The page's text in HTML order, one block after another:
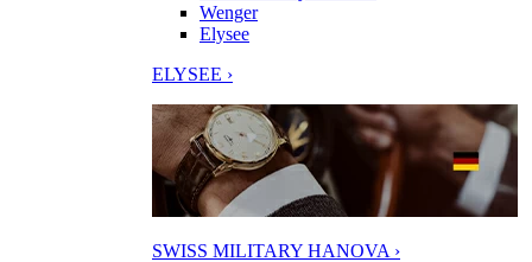
Wenger
Elysee
ELYSEE ›
SWISS MILITARY HANOVA ›